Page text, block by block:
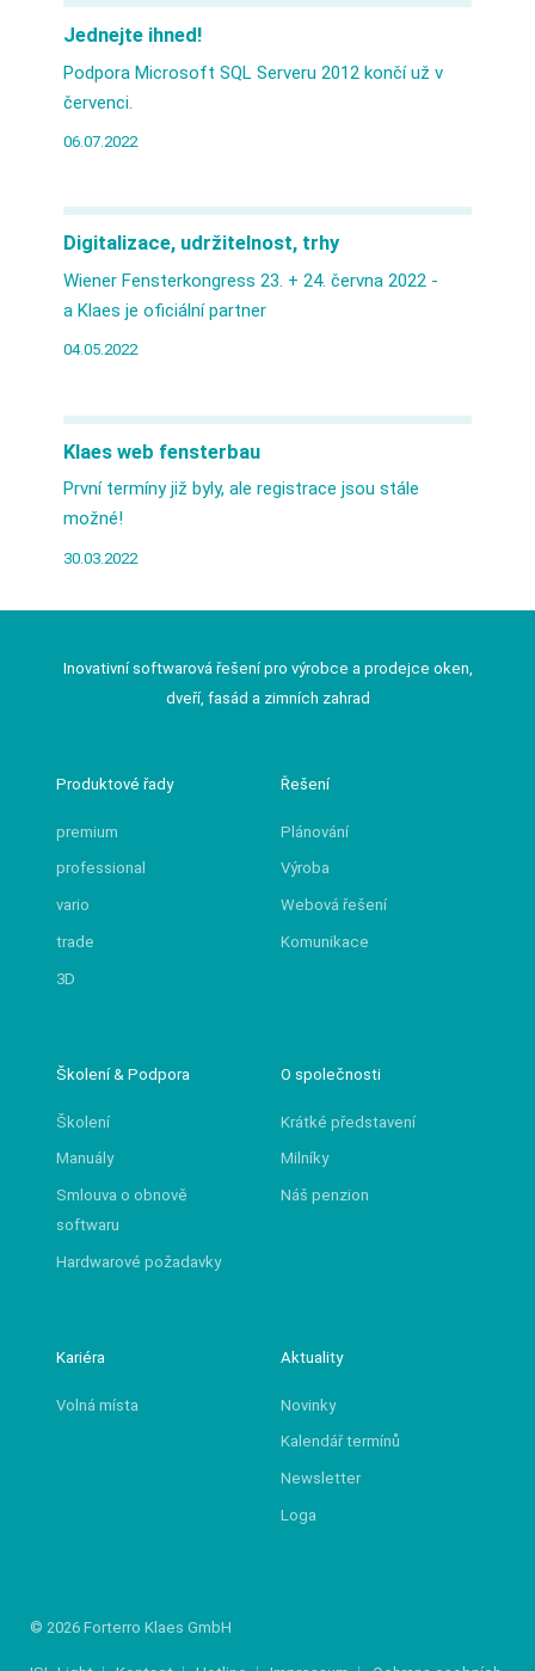
Jednejte ihned!
Podpora Microsoft SQL Serveru 2012 končí už v
červenci.
06.07.2022
Digitalizace, udržitelnost, trhy
Wiener Fensterkongress 23. + 24. června 2022 -
a Klaes je oficiální partner
04.05.2022
Klaes web fensterbau
První termíny již byly, ale registrace jsou stále
možné!
30.03.2022
Inovativní softwarová řešení pro výrobce a prodejce oken,
dveří, fasád a zimních zahrad
Produktové řady
premium
professional
vario
trade
3D
Řešení
Plánování
Výroba
Webová řešení
Komunikace
Školení & Podpora
Školení
Manuály
Smlouva o obnově
softwaru
Hardwarové požadavky
O společnosti
Krátké představení
Milníky
Náš penzion
Kariéra
Volná místa
Aktuality
Novinky
Kalendář termínů
Newsletter
Loga
© 2026 Forterro Klaes GmbH